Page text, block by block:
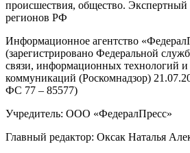
происшествия, общество. Экспертный
регионов РФ
Информационное агентство
(зарегистрировано Федеральной
связи, информационных технологий
коммуникаций (Роскомнадзор)
ФС 77 – 85577)
Учредитель: ООО «ФедералПресс»
Главный редактор: Оксак Наталья